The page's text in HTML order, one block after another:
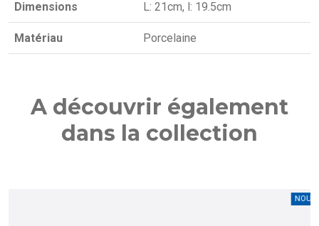
Dimensions L: 21cm, l: 19.5cm
Matériau Porcelaine
A découvrir également
dans la collection
NOUVEAU